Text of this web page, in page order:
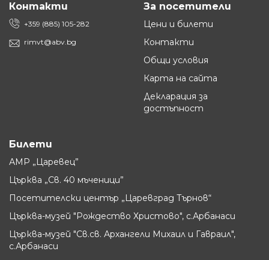
Контакти
+359 (885) 105-282
rimvt@abv.bg
За посетители
Цени и билети
Контакти
Общи условия
Карта на сайта
Декларация за
достъпност
Билети
АМР „Царевец”
Църква „Св. 40 мъченици”
Посетителски център „Царевград Търнов“
Църква-музей "Рождество Христово", с.Арбанаси
Църква-музей "Св.св. Архангели Михаил и Гавраил",
с.Арбанаси